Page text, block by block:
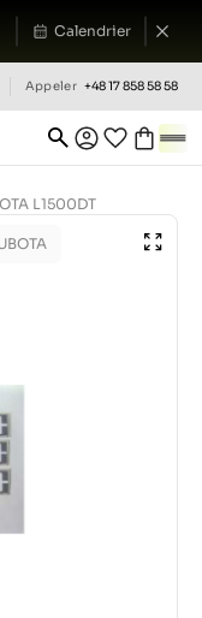
Calendrier
Appeler +48 17 858 58 58
L1500DT